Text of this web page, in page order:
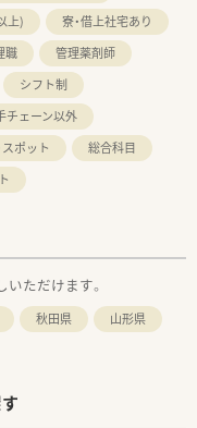
上)
寮・借上社宅あり
職
管理薬剤師
シフト制
チェーン以外
スポット
総合科目
ただけます。
秋田県
山形県